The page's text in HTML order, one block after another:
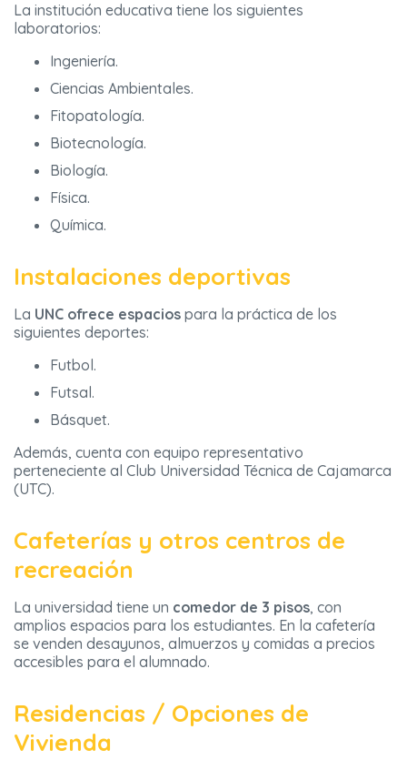
La institución educativa tiene los siguientes
laboratorios:
Ingeniería.
Ciencias Ambientales.
Fitopatología.
Biotecnología.
Biología.
Física.
Química.
Instalaciones deportivas
La UNC ofrece espacios para la práctica de los
siguientes deportes:
Futbol.
Futsal.
Básquet.
Además, cuenta con equipo representativo
perteneciente al Club Universidad Técnica de Cajamarca
(UTC).
Cafeterías y otros centros de
recreación
La universidad tiene un comedor de 3 pisos, con
amplios espacios para los estudiantes. En la cafetería
se venden desayunos, almuerzos y comidas a precios
accesibles para el alumnado.
Residencias / Opciones de
Vivienda